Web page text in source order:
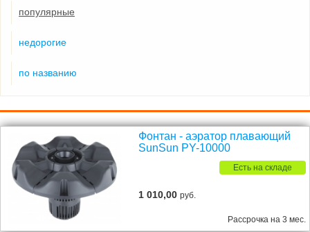
популярные
недорогие
по названию
Фонтан - аэратор плавающий
SunSun PY-10000
Есть на складе
1 010,00руб.
Рассрочка на 3 мес.